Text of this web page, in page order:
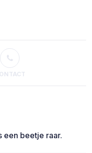
een beetje raar.